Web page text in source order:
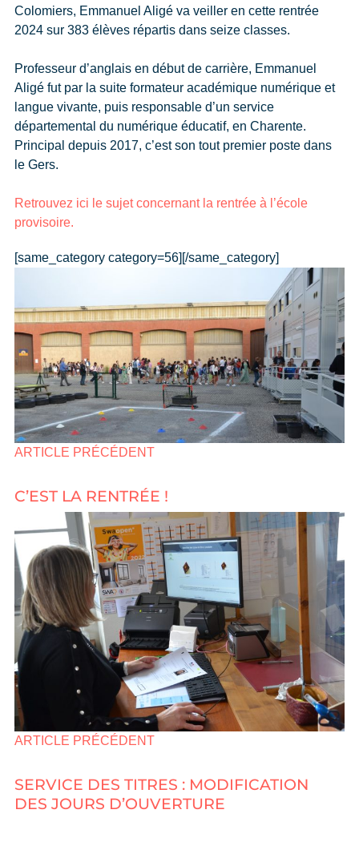
Colomiers, Emmanuel Aligé va veiller en cette rentrée
2024 sur 383 élèves répartis dans seize classes.
Professeur d’anglais en début de carrière, Emmanuel
Aligé fut par la suite formateur académique numérique et
langue vivante, puis responsable d’un service
départemental du numérique éducatif, en Charente.
Principal depuis 2017, c’est son tout premier poste dans
le Gers.
Retrouvez ici le sujet concernant la rentrée à l’école
provisoire.
[same_category category=56][/same_category]
ARTICLE PRÉCÉDENT
C’EST LA RENTRÉE !
ARTICLE PRÉCÉDENT
SERVICE DES TITRES : MODIFICATION
DES JOURS D’OUVERTURE